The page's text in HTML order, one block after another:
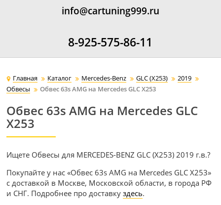
info@cartuning999.ru
8-925-575-86-11
Главная Каталог Mercedes-Benz GLC (X253)
2019
Обвесы
Обвес 63s AMG на Mercedes GLC X253
Обвес 63s AMG на Mercedes GLC
X253
Ищете Обвесы для MERCEDES-BENZ GLC (X253) 2019 г.в.?
Покупайте у нас «Обвес 63s AMG на Mercedes GLC X253»
с доставкой в Москве, Московской области, в города РФ
и СНГ. Подробнее про доставкуздесь.